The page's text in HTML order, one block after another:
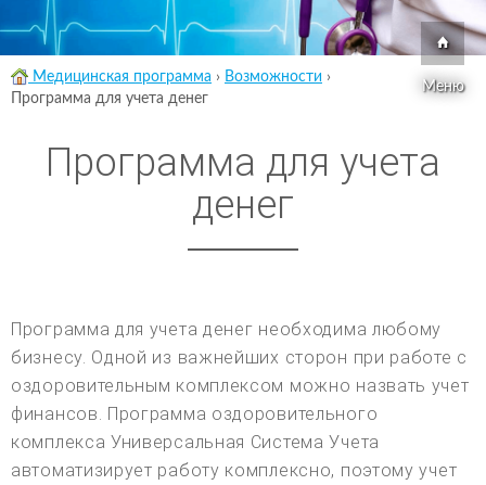
Меню
Медицинская программа › Возможности ›
Программа для учета денег
Программа для учета
денег
Программа для учета денег необходима любому
бизнесу. Одной из важнейших сторон при работе с
оздоровительным комплексом можно назвать учет
финансов. Программа оздоровительного
комплекса Универсальная Система Учета
автоматизирует работу комплексно, поэтому учет